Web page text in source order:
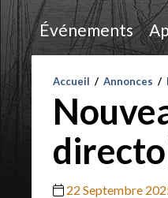
Événements
Accueil / Annonces /
22 Septembre